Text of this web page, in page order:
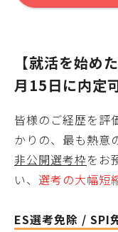
【就活を始め
月15日に内定
皆様のご経歴を評
かりの、最も熱意
非公開選考枠をお
い、 選考の大幅短
ES選考免除 / SPI